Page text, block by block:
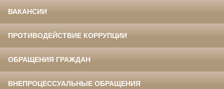
ВАКАНСИИ
ПРОТИВОДЕЙСТВИЕ КОРРУПЦИИ
ОБРАЩЕНИЯ ГРАЖДАН
ВНЕПРОЦЕССУАЛЬНЫЕ ОБРАЩЕНИЯ